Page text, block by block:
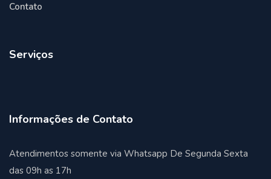
Contato
Serviços
Informações de Contato
Atendimentos somente via Whatsapp De Segunda Sexta
das 09h as 17h